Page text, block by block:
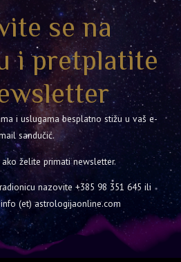
se na
i pretplatite
i uslugama besplatno stižu u vaš e-
sandučić.
želite primati newsletter.
nazovite +385 98 351 645 ili
(et) astrologijaonline.com